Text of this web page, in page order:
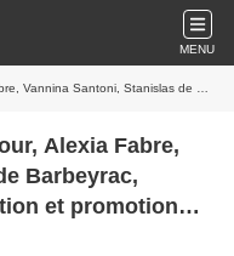
MENU
nomination et promotion dans l’ordre des arts et lettres hiver 2021
Alexia Fabre,
Barbeyrac,
et promotion
hiver 2021